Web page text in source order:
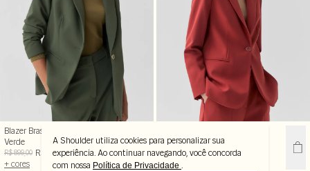
Blazer Brasília Alfaiatado
Verde
R$ 899,00 R$ 499,99
+ cores
Vermelho
R$ 899,00
R$ 599,99
+ cores
A Shoulder utiliza cookies para personalizar sua
experiência. Ao continuar navegando, você concorda
com nossa Política de Privacidade .